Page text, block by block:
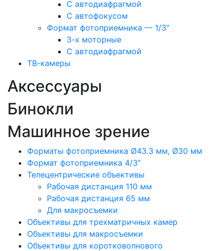
С автодиафрагмой
С автофокусом
Формат фотоприемника — 1/3″
3-х моторные
С автодиафрагмой
ТВ-камеры
Аксессуары
Бинокли
Машинное зрение
Форматы фотоприемника Ø43.3 мм, Ø30 мм
Формат фотоприемника 4/3″
Телецентрические объективы
Рабочая дистанция 110 мм
Рабочая дистанция 65 мм
Для макросъемки
Объективы для трехматричных камер
Объективы для макросъемки
Объективы для коротковолнового